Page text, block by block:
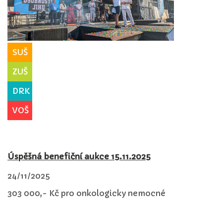
SUŠ
ZUŠ
DRK
VOŠ
Úspěšná benefiční aukce 15.11.2025
24/11/2025
303 000,- Kč pro onkologicky nemocné